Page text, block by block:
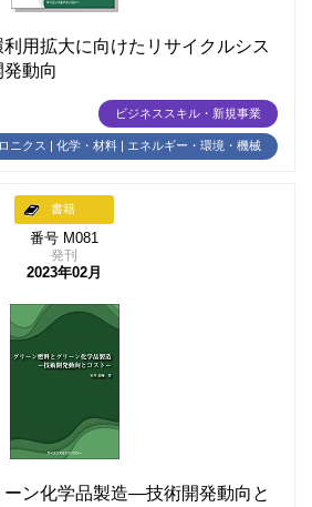
用拡大に向けたリサイクルシス
動向
ビジネススキル・新規事業
ニクス | 化学・材料 | エネルギー・環境・機械
書籍
番号 M081
発刊
2023年02月
ーン化学品製造―技術開発動向と